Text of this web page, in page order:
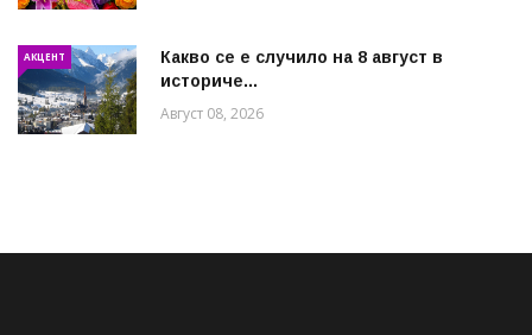
АКЦЕНТ
Какво се е случило на 8 август в
историче...
Август 08, 2026